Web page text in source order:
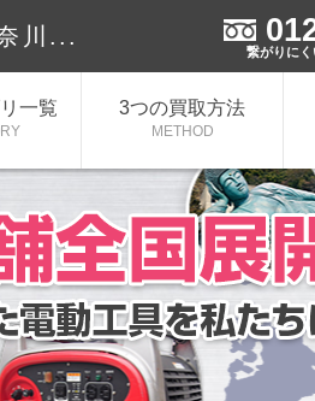
川...
繋がりに
一覧 3つの買取方法
METHOD